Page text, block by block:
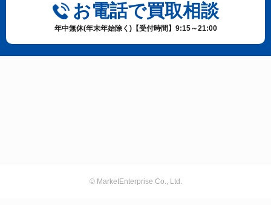
お電話で買取相談
年中無休(年末年始除く)【受付時間】9:15～21:00
© MarketEnterprise Co., Ltd.